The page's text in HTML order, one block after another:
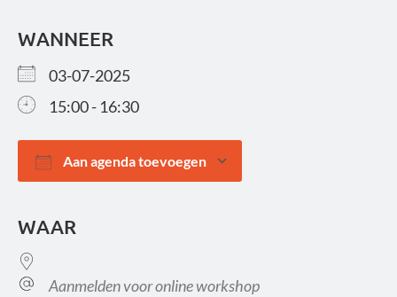
WANNEER
03-07-2025
15:00 - 16:30
Aan agenda toevoegen
WAAR
Aanmelden voor online workshop